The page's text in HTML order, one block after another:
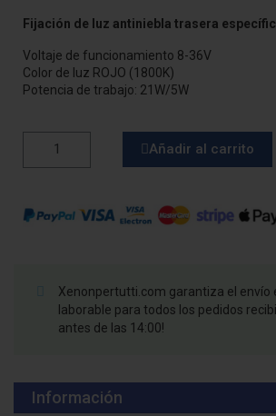
Fijación de luz antiniebla trasera
Voltaje de funcionamiento 8-36V
Color de luz ROJO (1800K)
Potencia de trabajo: 21W/5W
Añadir al carrito
Xenonpertutti.com garantiza el envío
laborable para todos los pedidos
antes de las 14:00!
Información